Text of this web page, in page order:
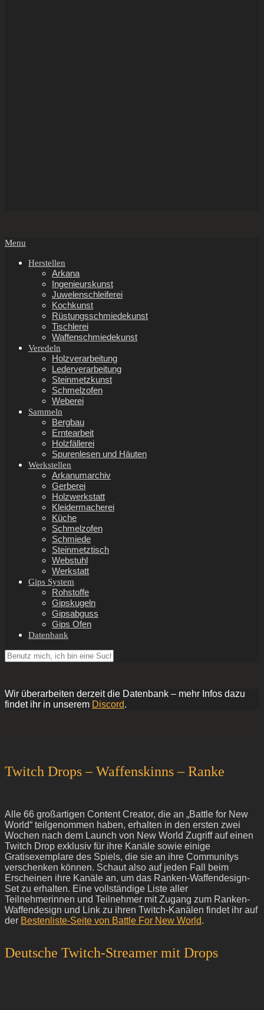
Secondary
Menu
Menu
Herstellen
Arkana
Ingenieurskunst
Juwelenschleiferei
Kochkunst
Rüstungsschmiedekunst
Tischlerei
Waffenschmiedekunst
Veredeln
Holzverarbeitung
Lederverarbeitung
Steinmetzkunst
Schmelzofen
Weberei
Sammeln
Bergbau
Erntearbeit
Holzfällerei
Spurenlesen und Häuten
Werkstellen
Arkanumarchiv
Gerberei
Holzwerkstatt
Kleidermacherei
Küche
Schmelzofen
Schmiede
Steinmetztisch
Webstuhl
Werkstatt
Gips System
Rohstoffe
Gipskugeln
Gipsabguss
Gips Ofen
Datenbank
Wir überarbeiten derzeit die Datenbank – mehr Infos dazu
findet ihr in unserem Discord.
Twitch Drops – Waffenskinns – Ranke
Alle 66 großartigen Content Creator, die an „Battle for New
World“ teilgenommen haben, erhalten in den ersten zwei
Wochen nach dem Launch von New World Zugriff auf einen
Twitch Drop exklusiv für ihre Kanäle sowie einige
Gratisexemplare des Spiels, die sie an ihre Communitys
verschenken können. Schaut also auf jeden Fall beim
Erscheinen ihre Kanäle an, um das Ranken-Waffendesign-
Set zu erhalten. Eine vollständige Liste aller
Teilnehmerinnen und Teilnehmer mit Zugang zum Ranken-
Waffendesign und Link zu ihren Twitch-Kanälen findet ihr auf
der Bestenliste-Seite von Battle For New World.
Deutsche Twitch-Streamer mit Drops